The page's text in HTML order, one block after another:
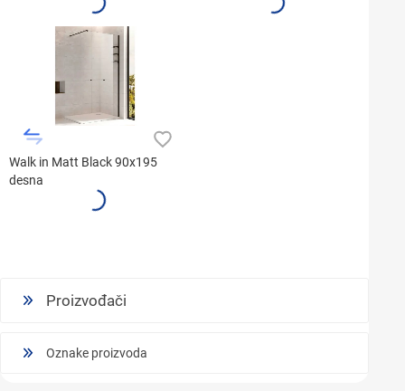
Walk in Matt Black 90x195
desna
Proizvođači
Oznake proizvoda